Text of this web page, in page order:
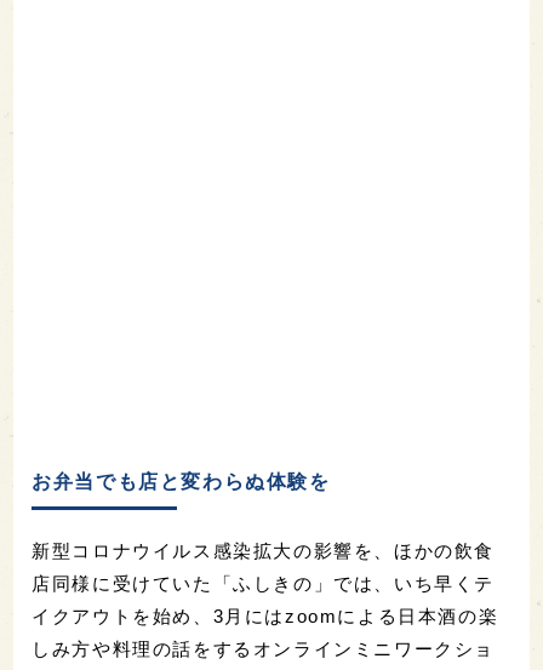
お弁当でも店と変わらぬ体験を
新型コロナウイルス感染拡大の影響を、ほかの飲食
店同様に受けていた「ふしきの」では、いち早くテ
イクアウトを始め、3月にはzoomによる日本酒の楽
しみ方や料理の話をするオンラインミニワークショ